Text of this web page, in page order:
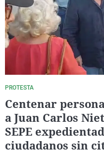
PROTESTA
Centenar
a Juan Carlos
SEPE
ciudadanos sin